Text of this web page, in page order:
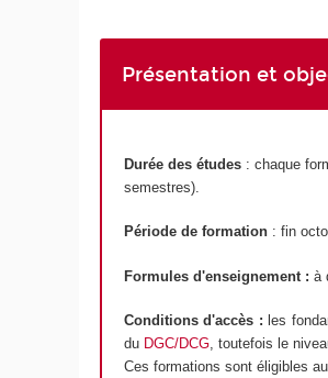
Présentation et
Durée des études: chaque
semestres).
Période de formation: fin
Formules d'enseignement : à
Conditions d'accès : les
du DGC/DCG, toutefois le
Ces formations sont éligibles